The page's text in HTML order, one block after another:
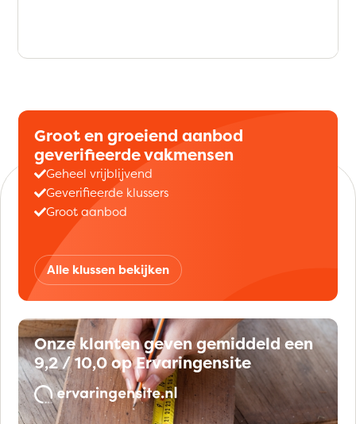
Groot en groeiend aanbod
geverifieerde vakmensen
Geheel vrijblijvend
Geverifieerde klussers
Groot aanbod
Alle klussen bekijken
Onze klanten geven gemiddeld een
9,2 / 10,0 op Ervaringensite